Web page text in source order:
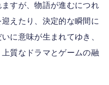
すが、物語が進むにつれ
えたり、決定的な瞬間に
に意味が生まれてゆき、
質なドラマとゲームの融